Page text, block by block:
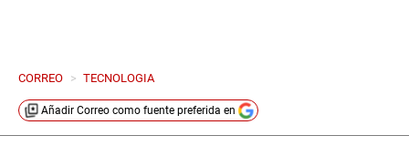
CORREO > TECNOLOGIA
Añadir Correo como fuente preferida en